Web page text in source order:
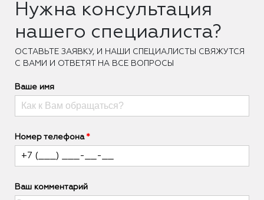
Нужна консультация
нашего специалиста?
ОCТАВЬТЕ ЗАЯВКУ, И НАШИ СПЕЦИАЛИСТЫ СВЯЖУТСЯ
С ВАМИ И ОТВЕТЯТ НА ВСЕ ВОПРОСЫ
Ваше имя
Номер телефона
Ваш комментарий